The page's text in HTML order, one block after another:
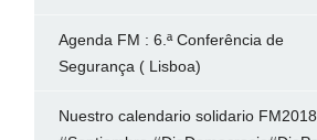
Agenda FM : 6.ª Conferência de
Segurança ( Lisboa)
Nuestro calendario solidario FM2018